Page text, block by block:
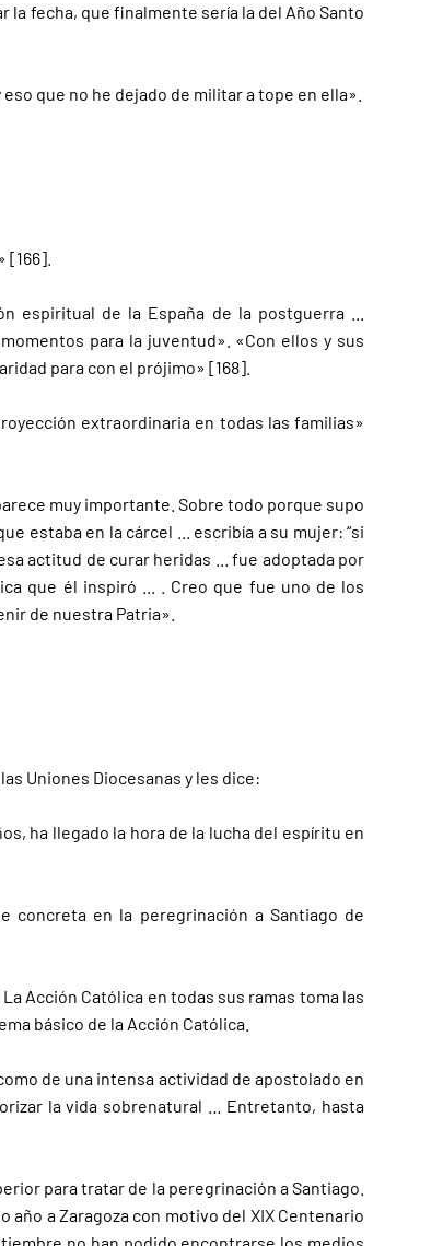
fecha, que finalmente sería la del Año Santo
que no he dejado de militar a tope en ella».
[166].
espiritual de la España de la postguerra ...
para la juventud». «Con ellos y sus
para con el prójimo» [168].
extraordinaria en todas las familias»
muy importante. Sobre todo porque supo
estaba en la cárcel ... escribía a su mujer: “si
actitud de curar heridas ... fue adoptada por
que él inspiró ... . Creo que fue uno de los
de nuestra Patria».
Uniones Diocesanas y les dice:
ha llegado la hora de la lucha del espíritu en
concreta en la peregrinación a Santiago de
Acción Católica en todas sus ramas toma las
básico de la Acción Católica.
de una intensa actividad de apostolado en
la vida sobrenatural … Entretanto, hasta
para tratar de la peregrinación a Santiago.
a Zaragoza con motivo del XIX Centenario